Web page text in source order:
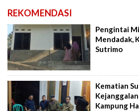
REKOMENDASI
Pengintai
Mendadak,
Sutrimo
Kematian
Kampung